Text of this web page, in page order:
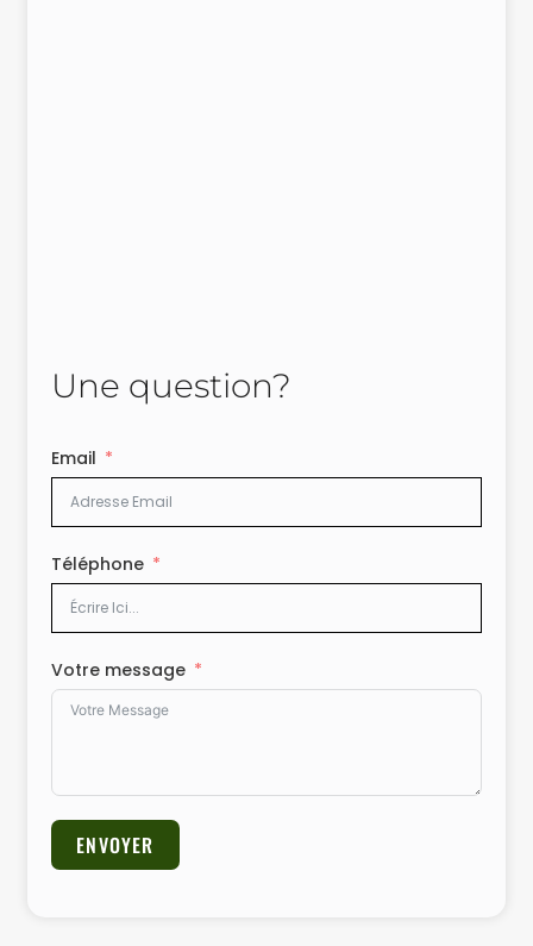
Une question?
Email
Téléphone
Votre message
ENVOYER